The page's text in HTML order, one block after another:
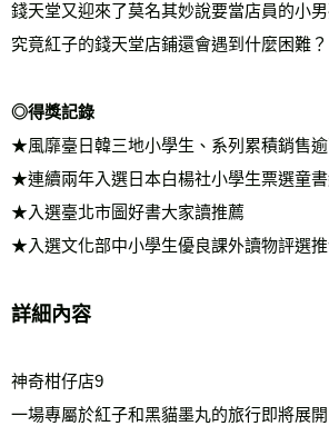
數位商品海外免運
錢天堂又迎來了莫名其妙說要當店員的小男
究竟紅子的錢天堂店鋪還會遇到什麼困難？
◎得獎記錄
★風靡臺日韓三地小學生、系列累積銷售
★連續兩年入選日本白楊社小學生票選童
★入選臺北市圖好書大家讀推薦
★入選文化部中小學生優良課外讀物評選
詳細內容
神奇柑仔店9
一場專屬於紅子和黑貓墨丸的旅行即將展開